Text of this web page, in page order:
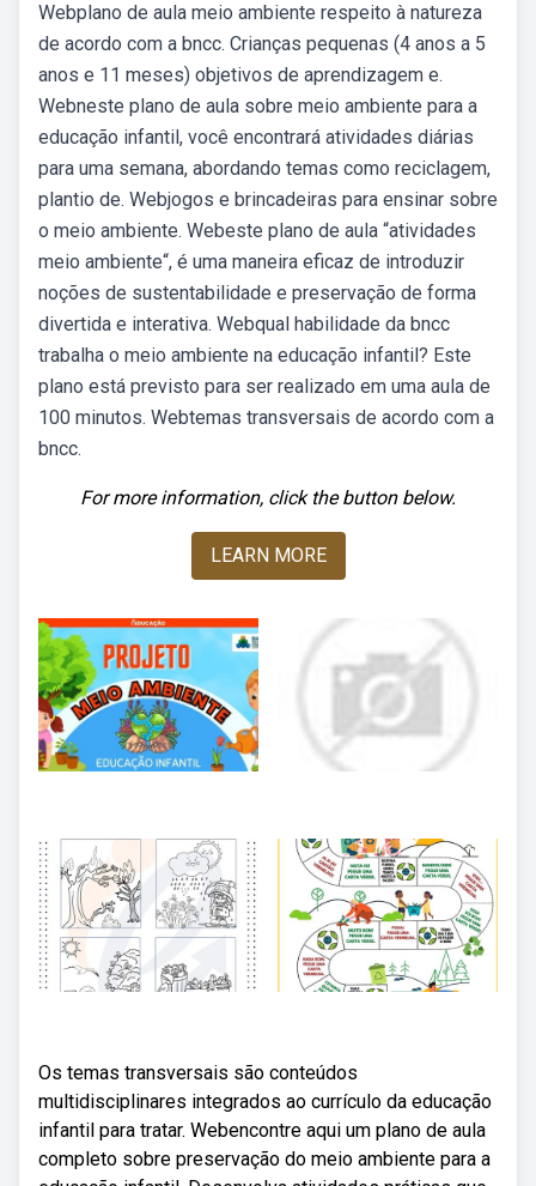
Webplano de aula meio ambiente respeito à natureza
de acordo com a bncc. Crianças pequenas (4 anos a 5
anos e 11 meses) objetivos de aprendizagem e.
Webneste plano de aula sobre meio ambiente para a
educação infantil, você encontrará atividades diárias
para uma semana, abordando temas como reciclagem,
plantio de. Webjogos e brincadeiras para ensinar sobre
o meio ambiente. Webeste plano de aula “atividades
meio ambiente“, é uma maneira eficaz de introduzir
noções de sustentabilidade e preservação de forma
divertida e interativa. Webqual habilidade da bncc
trabalha o meio ambiente na educação infantil? Este
plano está previsto para ser realizado em uma aula de
100 minutos. Webtemas transversais de acordo com a
bncc.
For more information, click the button below.
LEARN MORE
Os temas transversais são conteúdos
multidisciplinares integrados ao currículo da educação
infantil para tratar. Webencontre aqui um plano de aula
completo sobre preservação do meio ambiente para a